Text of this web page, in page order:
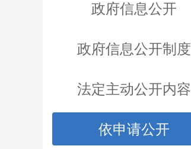
政府信息公开
政府信息公开制度
法定主动公开内容
依申请公开